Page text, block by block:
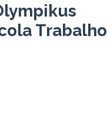
Trabalho